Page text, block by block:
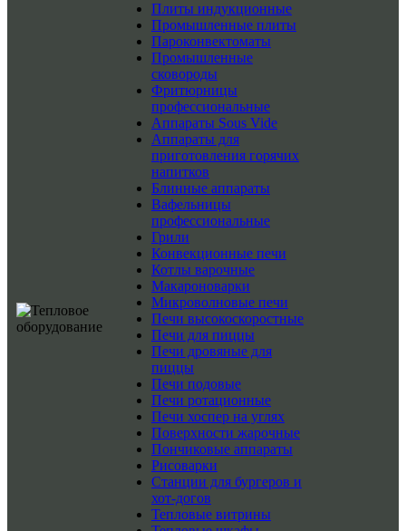
Плиты индукционные
Промышленные плиты
Пароконвектоматы
Промышленные
сковороды
Фритюрницы
профессиональные
Аппараты Sous Vide
Аппараты для
приготовления горячих
напитков
Блинные аппараты
Вафельницы
профессиональные
Грили
Конвекционные печи
Котлы варочные
Макароноварки
Микроволновые печи
Печи высокоскоростные
Печи для пиццы
Печи дровяные для
пиццы
Печи подовые
Печи ротационные
Печи хоспер на углях
Поверхности жарочные
Пончиковые аппараты
Рисоварки
Станции для бургеров и
хот-догов
Тепловые витрины